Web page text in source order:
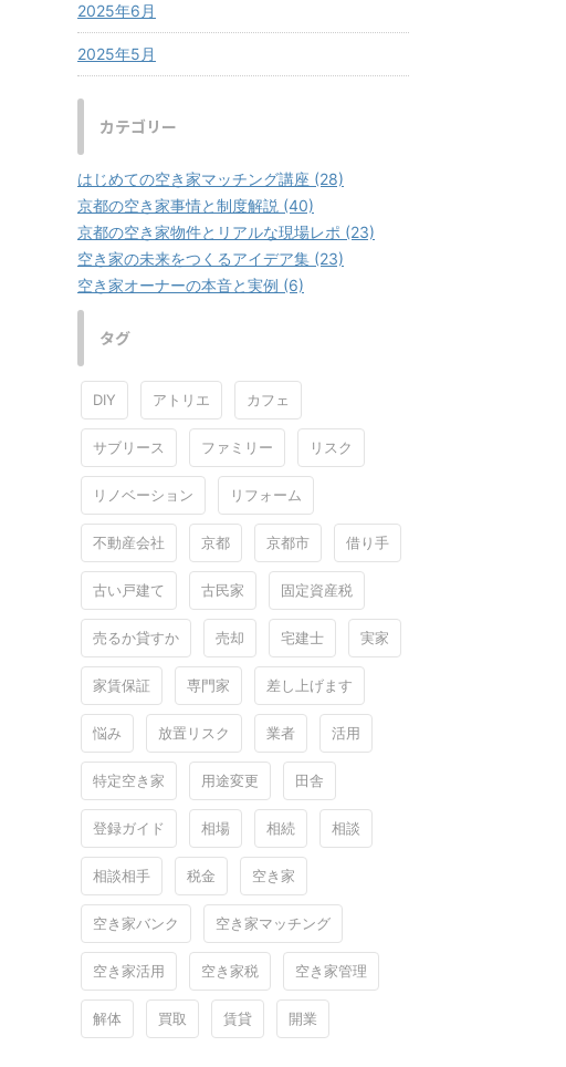
2025年6月
2025年5月
カテゴリー
はじめての空き家マッチング講座 (28)
京都の空き家事情と制度解説 (40)
京都の空き家物件とリアルな現場レポ (23)
空き家の未来をつくるアイデア集 (23)
空き家オーナーの本音と実例 (6)
タグ
DIY アトリエ カフェ
サブリース ファミリー リスク
リノベーション リフォーム
不動産会社 京都 京都市 借り手
古い戸建て 古民家 固定資産税
売るか貸すか 売却 宅建士 実家
家賃保証 専門家 差し上げます
悩み 放置リスク 業者 活用
特定空き家 用途変更 田舎
登録ガイド 相場 相続 相談
相談相手 税金 空き家
空き家バンク 空き家マッチング
空き家活用 空き家税 空き家管理
解体 買取 賃貸 開業